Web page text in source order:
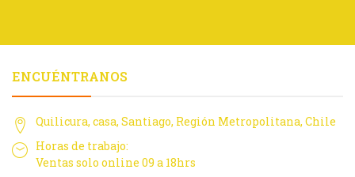
ENCUÉNTRANOS
Quilicura, casa, Santiago, Región Metropolitana, Chile
Horas de trabajo:
Ventas solo online 09 a 18hrs